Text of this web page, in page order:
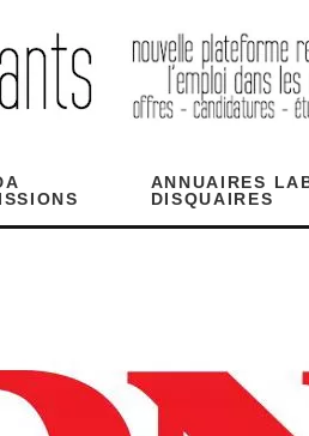
ANNUAIRES
DISQUAIRES